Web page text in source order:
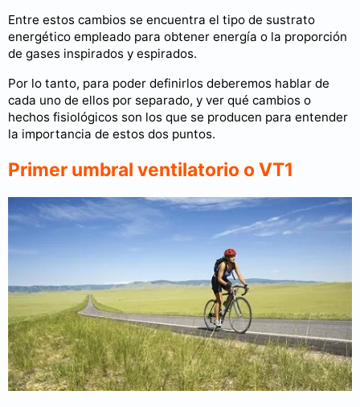
Entre estos cambios se encuentra el tipo de sustrato
energético empleado para obtener energía o la proporción
de gases inspirados y espirados.
Por lo tanto, para poder definirlos deberemos hablar de
cada uno de ellos por separado, y ver qué cambios o
hechos fisiológicos son los que se producen para entender
la importancia de estos dos puntos.
Primer umbral ventilatorio o VT1